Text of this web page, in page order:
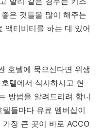
은 것들을 많이 해주는
액티비티를 하는 데 있어
호텔에 묵으신다면 위생
텔에서 식사하시고 현
방법을 알려드리려 합니
들마다 유료 멤버십이
장 큰 곳이 바로 ACCO